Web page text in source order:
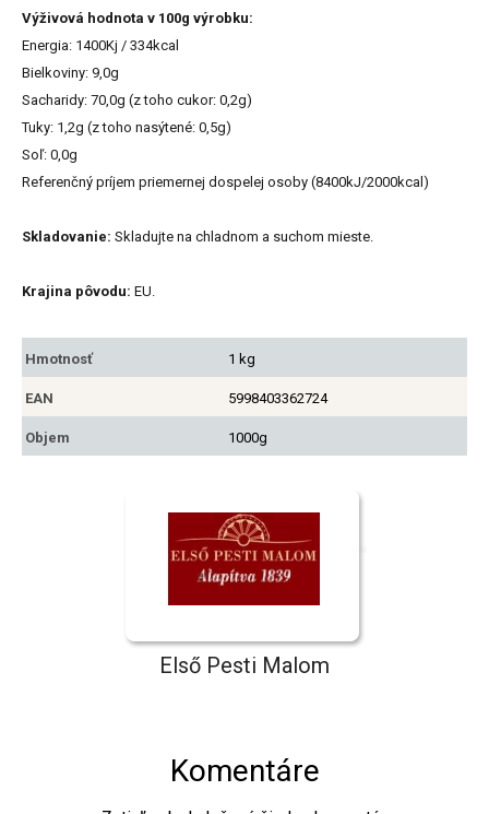
Výživová hodnota v 100g výrobku:
Energia: 1400Kj / 334kcal
Bielkoviny: 9,0g
Sacharidy: 70,0g (z toho cukor: 0,2g)
Tuky: 1,2g (z toho nasýtené: 0,5g)
Soľ: 0,0g
Referenčný príjem priemernej dospelej osoby (8400kJ/2000kcal)
Skladovanie: Skladujte na chladnom a suchom mieste.
Krajina pôvodu: EU.
Hmotnosť 1 kg
EAN 5998403362724
Objem 1000g
Első Pesti Malom
Komentáre